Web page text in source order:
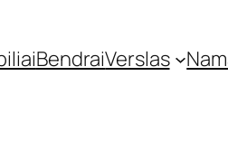
BendraiVerslas